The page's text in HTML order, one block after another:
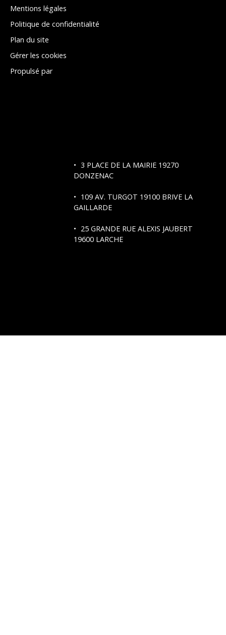
Mentions légales
Politique de confidentialité
Plan du site
Gérer les cookies
Propulsé par
3 PLACE DE LA MAIRIE 19270
DONZENAC
109 AV. TURGOT 19100 BRIVE LA
GAILLARDE
25 GRANDE RUE ALEXIS JAUBERT
19600 LARCHE